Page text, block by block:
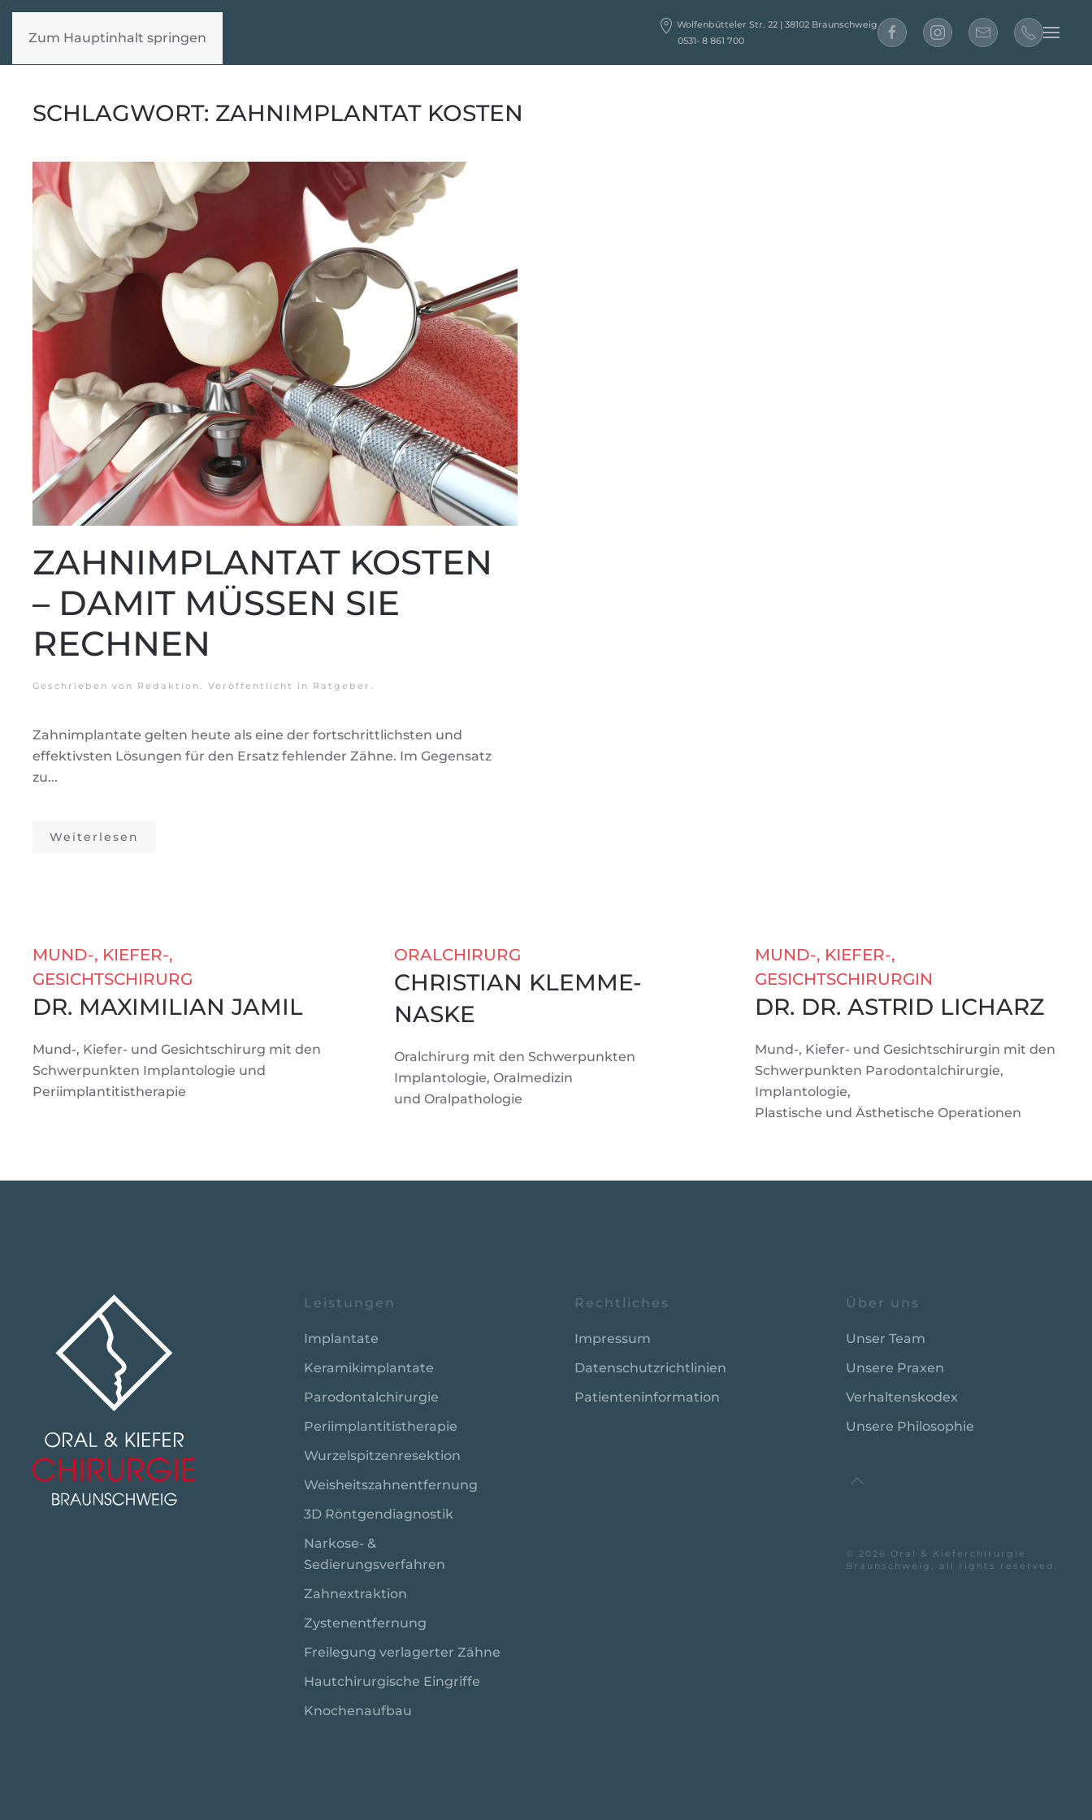
Zum Hauptinhalt springen
Wolfenbütteler Str. 22 | 38102 Braunschweig
­ ­ ­ ­ ­ ­ ­ ­ 0531- 8 861 700
SCHLAGWORT: ZAHNIMPLANTAT KOSTEN
ZAHNIMPLANTAT KOSTEN
– DAMIT MÜSSEN SIE
RECHNEN
Geschrieben von Redaktion. Veröffentlicht in Ratgeber .
Zahnimplantate gelten heute als eine der fortschrittlichsten und
effektivsten Lösungen für den Ersatz fehlender Zähne. Im Gegensatz
zu...
Weiterlesen
MUND-, KIEFER-,
GESICHTSCHIRURG
DR. MAXIMILIAN JAMIL
Mund-, Kiefer- und Gesichtschirurg mit den
Schwerpunkten Implantologie und
Periimplantitistherapie
ORALCHIRURG
CHRISTIAN KLEMME-
NASKE
Oralchirurg mit den Schwerpunkten
Implantologie, Oralmedizin
und Oralpathologie
MUND-, KIEFER-,
GESICHTSCHIRURGIN
DR. DR. ASTRID LICHARZ
Mund-, Kiefer- und Gesichtschirurgin mit den
Schwerpunkten Parodontalchirurgie,
Implantologie,
Plastische und Ästhetische Operationen
Leistungen
Implantate
Keramikimplantate
Parodontalchirurgie
Periimplantitistherapie
Wurzelspitzenresektion
Weisheitszahnentfernung
3D Röntgen­diagnostik
Narkose- &
Sedierungsverfahren
Zahnextraktion
Zystenentfernung
Freilegung verlagerter Zähne
Haut­chirurgische Eingriffe
Knochenaufbau
Rechtliches
Impressum
Datenschutzrichtlinien
Patienteninformation
Über uns
Unser Team
Unsere Praxen
Verhaltenskodex
Unsere Philosophie
© 2026
Oral & Kieferchirurgie
Braunschweig, all rights reserved.